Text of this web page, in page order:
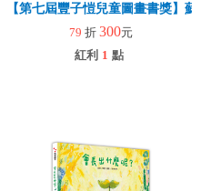
【第七屆豐子愷兒童圖畫書獎】
79 折 300元
紅利 1 點